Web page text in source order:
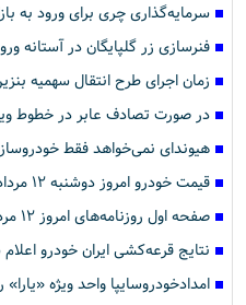
سرمایه‌گذاری چری برای ورود به
فنرسازی زر گلپایگان در آستانه
زمان اجرای طرح انتقال سهمیه
در صورت تصادف عابر در خطوط
هیوندای نمی‌خواهد فقط
قیمت خودرو امروز دوشنبه ۱۲ مرداد ۱۴۰۵
صفحه اول روزنامه‌های امروز ۱۲ مرداد
نتایج قرعه‌کشی ایران خودرو
امدادخودروسایپا واحد ویژه «یارا»